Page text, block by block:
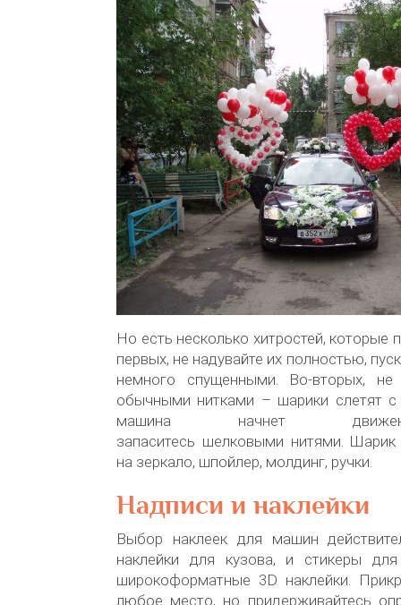
Но есть несколько хитростей, которые
первых, не надувайте их полностью,
немного спущенными. Во-вторых, не
обычными нитками – шарики слетят с
машина начнет
запаситесь шелковыми нитями.
на зеркало, шпойлер, молдинг, ручки.
Надписи и наклейки
Выбор наклеек для машин
наклейки для кузова, и стикеры
широкоформатные 3D наклейки.
любое место, но придерживайтесь